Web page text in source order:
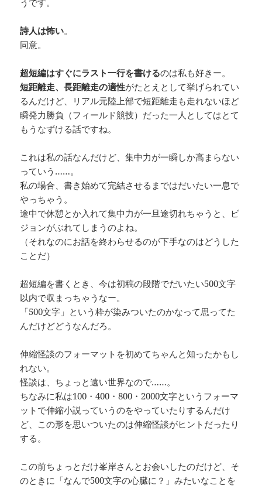
うです。
詩人は怖い。
同意。
超短編はすぐにラスト一行を書けるのは私も好きー。
短距離走、長距離走の適性がたとえとして挙げられてい
るんだけど、リアル元陸上部で短距離走も走れないほど
瞬発力勝負（フィールド競技）だった一人としてはとて
もうなずける話ですね。
これは私の話なんだけど、集中力が一瞬しか高まらない
っていう……。
私の場合、書き始めて完結させるまではだいたい一息で
やっちゃう。
途中で休憩とか入れて集中力が一旦途切れちゃうと、ビ
ジョンがぶれてしまうのよね。
（それなのにお話を終わらせるのが下手なのはどうした
ことだ）
超短編を書くとき、今は初稿の段階でだいたい500文字
以内で収まっちゃうなー。
「500文字」という枠が染みついたのかなって思ってた
んだけどどうなんだろ。
伸縮怪談のフォーマットを初めてちゃんと知ったかもし
れない。
怪談は、ちょっと遠い世界なので……。
ちなみに私は100・400・800・2000文字というフォーマ
ットで伸縮小説っていうのをやっていたりするんだけ
ど、この形を思いついたのは伸縮怪談がヒントだったり
する。
この前ちょっとだけ峯岸さんとお会いしたのだけど、そ
のときに「なんで500文字の心臓に？」みたいなことを